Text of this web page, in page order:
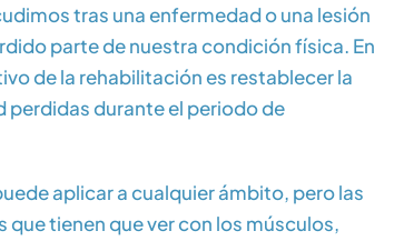
tras una enfermedad o una lesión
parte de nuestra condición física. En
de la rehabilitación es restablecer la
perdidas durante el periodo de
aplicar a cualquier ámbito, pero las
que tienen que ver con los músculos,